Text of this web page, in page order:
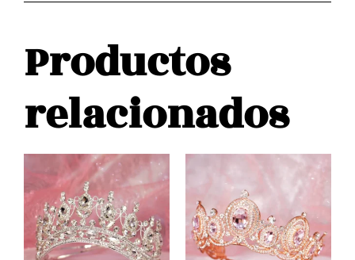
Productos
relacionados